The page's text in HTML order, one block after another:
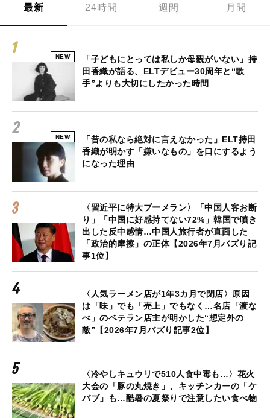
最新 24時間 週間 月間
NEW
「子どもにとっては私しか母親がいない」持
田香織が語る、ELTデビュー30周年と“歌
手”よりも大切にしたかった時間
NEW
「昔の私なら絶対に言えなかった」ELT持田
香織が明かす「嫌いなもの」を口にするよう
になった理由
〈習近平に特大ブーメラン〉「中国人客お断
り」「中国に好感持てない72%」韓国で噴き
出した反中感情…中国人旅行者が直面した
「政治的摩擦」の正体【2026年7月バズり記
事1位】
〈人気ラーメン店が1年3カ月で閉店〉原因
は「味」でも「売上」でもなく…名店「渡な
べ」のベテラン店主が明かした“想定外の
敵”【2026年7月バズり記事2位】
〈冷やしキュウリで510人食中毒も…〉花火
大会の「豚の丸焼き」、キッチンカーの「ケ
バブ」も…酷暑の夏祭りで注意したい食べ物